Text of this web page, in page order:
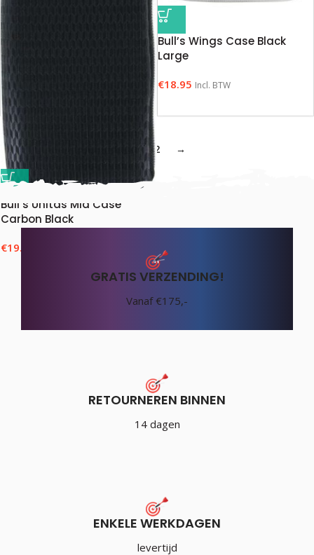
Bull’s Unitas Mid Case
Carbon Black
€19.50
Bull’s Wings Case Black
Large
€18.95 Incl. BTW
2 →
GRATIS VERZENDING!
Vanaf €175,-
RETOURNEREN BINNEN
14 dagen
ENKELE WERKDAGEN
levertijd